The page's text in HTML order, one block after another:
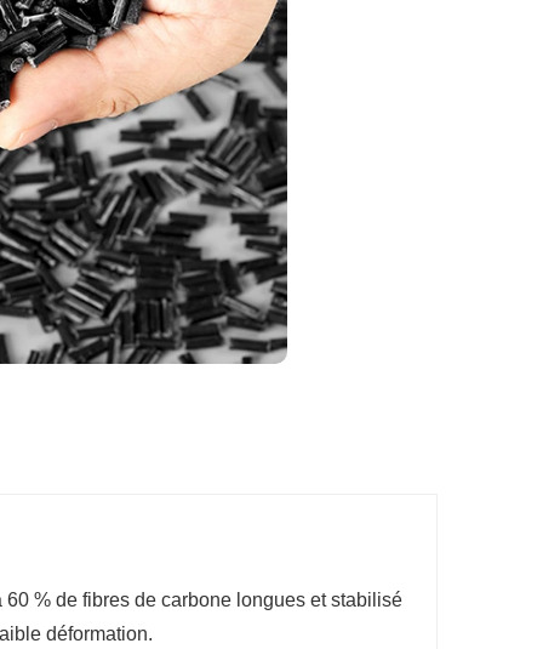
% de fibres de carbone longues et stabilisé
déformation.